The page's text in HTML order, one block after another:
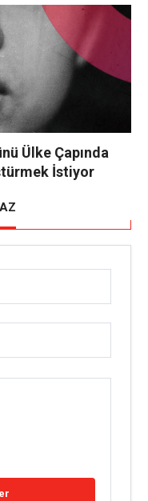
Ülke Çapında
İstiyor